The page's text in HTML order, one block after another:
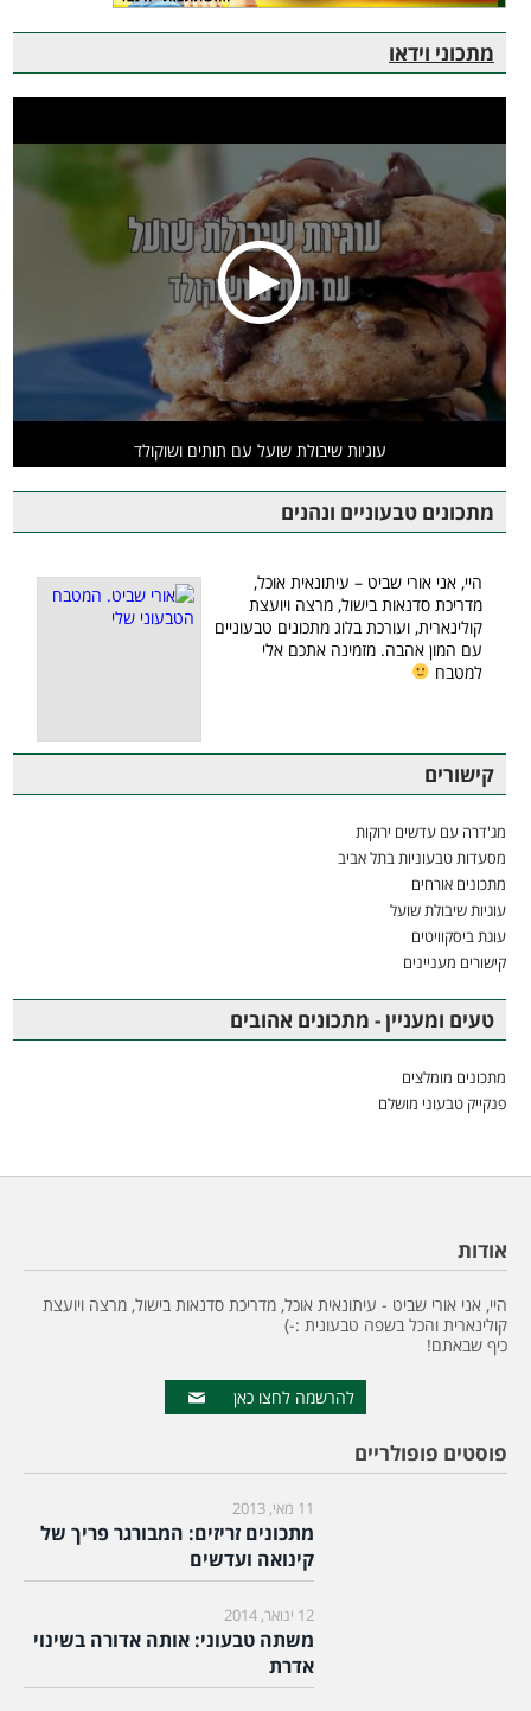
מתכוני וידאו
עוגיות שיבולת שועל עם תותים ושוקולד
מתכונים טבעוניים ונהנים
היי, אני אורי שביט – עיתונאית אוכל,
מדריכת סדנאות בישול, מרצה ויועצת
קולינארית, ועורכת בלוג מתכונים טבעוניים
עם המון אהבה. מזמינה אתכם אלי
למטבח
קישורים
מג'דרה עם עדשים ירוקות
מסעדות טבעוניות בתל אביב
מתכונים אורחים
עוגיות שיבולת שועל
עוגת ביסקוויטים
קישורים מעניינים
טעים ומעניין - מתכונים אהובים
מתכונים מומלצים
פנקייק טבעוני מושלם
אודות
היי, אני אורי שביט - עיתונאית אוכל, מדריכת סדנאות בישול, מרצה ויועצת
קולינארית והכל בשפה טבעונית :-)
כיף שבאתם!
להרשמה לחצו כאן
פוסטים פופולריים
11 מאי, 2013
מתכונים זריזים: המבורגר פריך של
קינואה ועדשים
12 ינואר, 2014
משתה טבעוני: אותה אדורה בשינוי
אדרת